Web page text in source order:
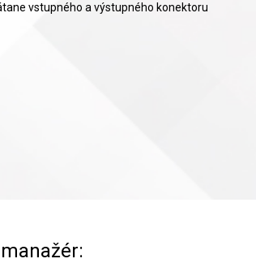
vstupného a výstupného konektoru